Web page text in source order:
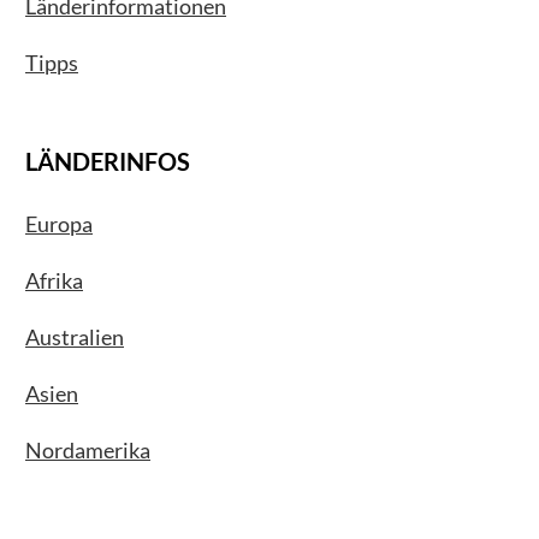
Länderinformationen
Tipps
LÄNDERINFOS
Europa
Afrika
Australien
Asien
Nordamerika